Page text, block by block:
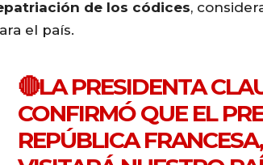
de los códices,
el país.
🔴LA PRESIDENTA
CONFIRMÓ QUE EL
REPÚBLICA